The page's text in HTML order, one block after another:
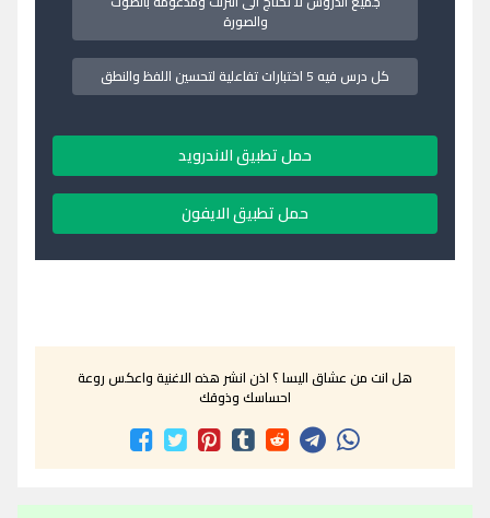
والصورة
كل درس فيه 5 اختبارات تفاعلية لتحسين اللفظ والنطق
حمل تطبيق الاندرويد
حمل تطبيق الايفون
هل انت من عشاق اليسا ؟ اذن انشر هذه الاغنية واعكس روعة
احساسك وذوقك